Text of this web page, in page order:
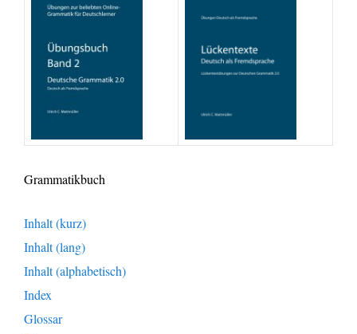
Grammatikbuch
Inhalt (kurz)
Inhalt (lang)
Inhalt (alphabetisch)
Index
Glossar